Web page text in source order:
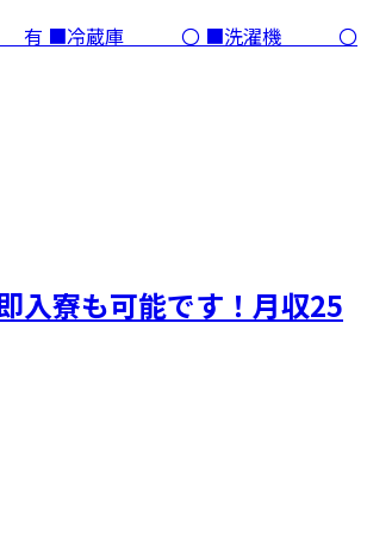
ビ 有 ■冷蔵庫 〇 ■洗濯機 〇
入寮も可能です！月収25